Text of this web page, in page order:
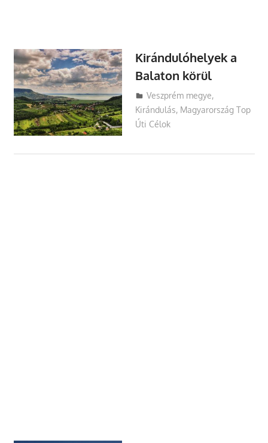
Kirándulóhelyek a
Balaton körül
Utazasok.org
Veszprém megye,
Kirándulás, Magyarország Top
Úti Célok